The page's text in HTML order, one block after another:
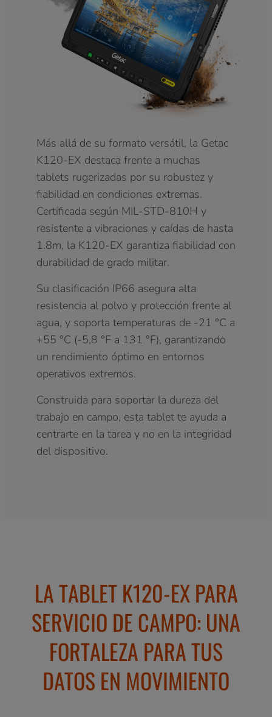
Más allá de su formato versátil, la Getac
K120-EX destaca frente a muchas
tablets rugerizadas por su robustez y
fiabilidad en condiciones extremas.
Certificada según MIL-STD-810H y
resistente a vibraciones y caídas de hasta
1.8m, la K120-EX garantiza fiabilidad con
durabilidad de grado militar.
Su clasificación IP66 asegura alta
resistencia al polvo y protección frente al
agua, y soporta temperaturas de -21 °C a
+55 °C (-5,8 °F a 131 °F), garantizando
un rendimiento óptimo en entornos
operativos extremos.
Construida para soportar la dureza del
trabajo en campo, esta tablet te ayuda a
centrarte en la tarea y no en la integridad
del dispositivo.
LA TABLET K120-EX PARA
SERVICIO DE CAMPO: UNA
FORTALEZA PARA TUS
DATOS EN MOVIMIENTO